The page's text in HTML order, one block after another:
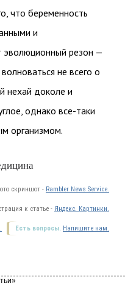
что беременность
и
эволюционный резон —
не всего о
нехай доколе и
однако все-таки
организмом.
скриншот - Rambler News Service.
к статье - Яндекс. Картинки.
Есть вопросы. Напишите нам.